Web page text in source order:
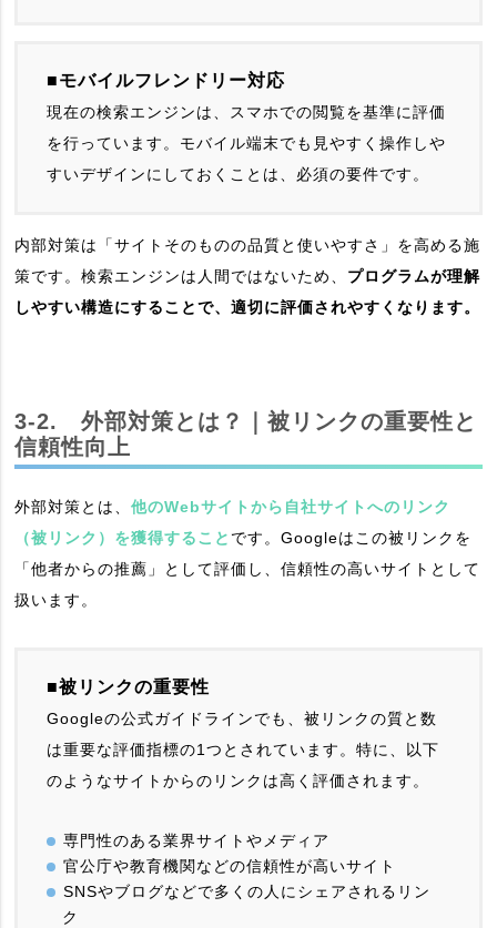
■モバイルフレンドリー対応
現在の検索エンジンは、スマホでの閲覧を基準に評価
を行っています。モバイル端末でも見やすく操作しや
すいデザインにしておくことは、必須の要件です。
内部対策は「サイトそのものの品質と使いやすさ」を高める施
策です。検索エンジンは人間ではないため、 プログラムが理解
しやすい構造にすることで、適切に評価されやすくなります。
3-2. 外部対策とは？｜被リンクの重要性と
信頼性向上
外部対策とは、他のWebサイトから自社サイトへのリンク
（被リンク）を獲得すること です。Googleはこの被リンクを
「他者からの推薦」として評価し、信頼性の高いサイトとして
扱います。
■被リンクの重要性
Googleの公式ガイドラインでも、被リンクの質と数
は重要な評価指標の1つとされています。特に、以下
のようなサイトからのリンクは高く評価されます。
専門性のある業界サイトやメディア
官公庁や教育機関などの信頼性が高いサイト
SNSやブログなどで多くの人にシェアされるリン
ク